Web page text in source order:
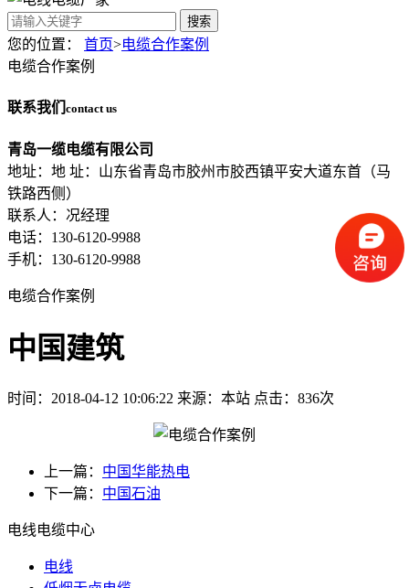
搜索
您的位置： 首页>电缆合作案例
电缆合作案例
联系我们 contact us
青岛一缆电缆有限公司
地址：地 址：山东省青岛市胶州市胶西镇平安大道东首（马
铁路西侧）
联系人：况经理
电话：130-6120-9988
手机：130-6120-9988
电缆合作案例
中国建筑
时间：2018-04-12 10:06:22 来源：本站 点击：836次
上一篇： 中国华能热电
下一篇： 中国石油
电线电缆中心
电线